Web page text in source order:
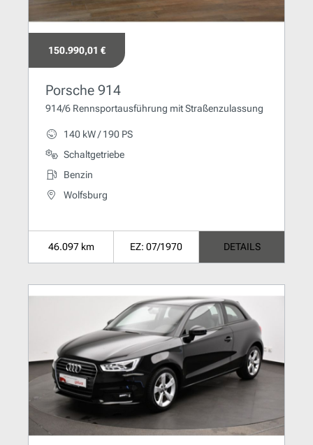
150.990,01 €
Porsche 914
914/6 Rennsportausführung mit Straßenzulassung
140 kW / 190 PS
Schaltgetriebe
Benzin
Wolfsburg
46.097 km EZ: 07/1970 DETAILS